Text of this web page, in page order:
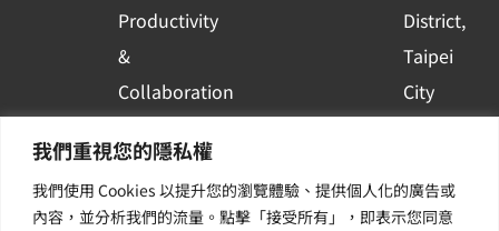
我們重視您的隱私權
我們使用 Cookies 以提升您的瀏覽體驗、提供個人化的廣告或
內容，並分析我們的流量。點擊「接受所有」，即表示您同意
Productivity
&
Collaboration
Platform
Applications
District,
Taipei
City
News | Get